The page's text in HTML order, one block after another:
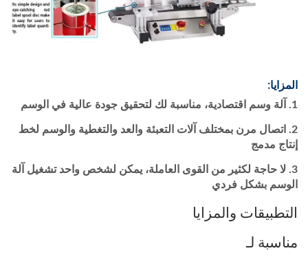
المزايا:
آلة وسم اقتصادية، مناسبة لك لتحقيق جودة عالية في الوسم
اتصال مرن بمختلف آلات التعبئة والعد والتغطية والوسم لخط
إنتاج مدمج
لا حاجة لكثير من القوى العاملة، يمكن لشخص واحد تشغيل آلة
الوسم بشكل فردي
التطبيقات والمزايا
مناسبة لـ